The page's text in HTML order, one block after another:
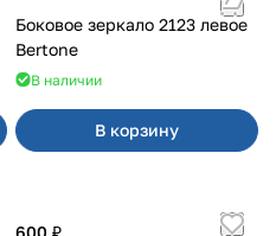
Боковое зеркало 2123 левое
Bertone
В наличии
В корзину
600 ₽